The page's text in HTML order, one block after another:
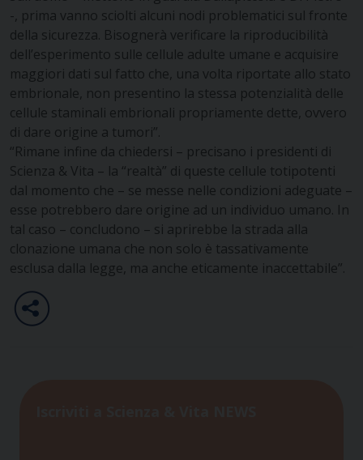
-, prima vanno sciolti alcuni nodi problematici sul fronte
della sicurezza. Bisognerà verificare la riproducibilità
dell’esperimento sulle cellule adulte umane e acquisire
maggiori dati sul fatto che, una volta riportate allo stato
embrionale, non presentino la stessa potenzialità delle
cellule staminali embrionali propriamente dette, ovvero
di dare origine a tumori”.
“Rimane infine da chiedersi – precisano i presidenti di
Scienza & Vita – la “realtà” di queste cellule totipotenti
dal momento che – se messe nelle condizioni adeguate –
esse potrebbero dare origine ad un individuo umano. In
tal caso – concludono – si aprirebbe la strada alla
clonazione umana che non solo è tassativamente
esclusa dalla legge, ma anche eticamente inaccettabile”.